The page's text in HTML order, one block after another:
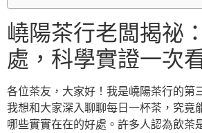
嶢陽茶行老闆揭祕
處，科學實證一次
各位茶友，大家好！我是嶢陽茶行的第
我想和大家深入聊聊每日一杯茶，究竟
哪些實實在在的好處。許多人認為飲茶